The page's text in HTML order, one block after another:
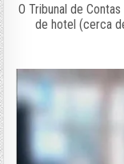
O Tribunal de
de hotel (cerca